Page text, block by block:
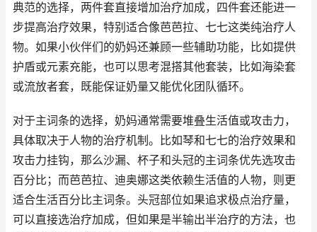
典范的选择，两件套直接增加治疗加成，四件套还能进一
步提高治疗效果，特别适合像芭芭拉、七七这类纯治疗人
物。如果小伙伴们的奶妈还兼顾一些辅助功能，比如提供
护盾或元素充能，也可以思考混搭其他套装，比如海染套
或流放者套，既能保证奶量又能优化团队循环。
对于主词条的选择，奶妈通常需要堆叠生活值或攻击力，
具体取决于人物的治疗机制。比如琴和七七的治疗效果和
攻击力挂钩，那么沙漏、杯子和头冠的主词条优先选攻击
百分比；而芭芭拉、迪奥娜这类依赖生活值的人物，则更
适合生活百分比主词条。头冠部位如果追求极点治疗量，
可以直接选治疗加成，但如果是半输出半治疗的方法，也